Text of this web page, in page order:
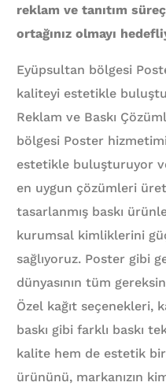
reklam ve tanıtım
ortağınız olmayı
Eyüpsultan bölgesi
kaliteyi estetikle
Reklam ve Baskı
bölgesi Poster
estetikle buluşturuyor
en uygun çözümleri
tasarlanmış baskı
kurumsal kimliklerini
sağlıyoruz. Poster gibi
dünyasının tüm
Özel kağıt seçenekleri,
baskı gibi farklı baskı
kalite hem de estetik bir
ürününü, markanızın